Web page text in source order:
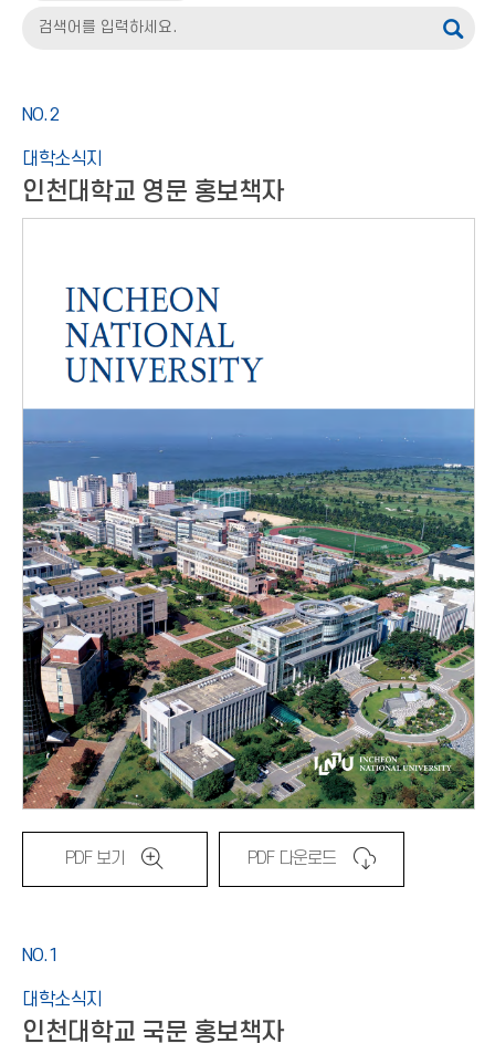
기타
NO.2
대학소식지
인천대학교 영문 홍보책자
PDF 보기 PDF 다운로드
NO.1
대학소식지
인천대학교 국문 홍보책자